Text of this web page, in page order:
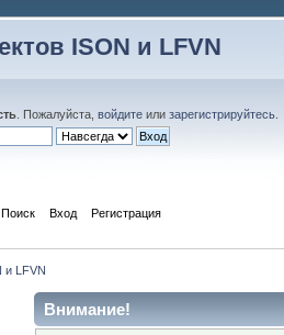
ISON и LFVN
. Пожалуйста, войдите или зарегистрируйтесь
Поиск Вход Регистрация
и LFVN
Внимание!